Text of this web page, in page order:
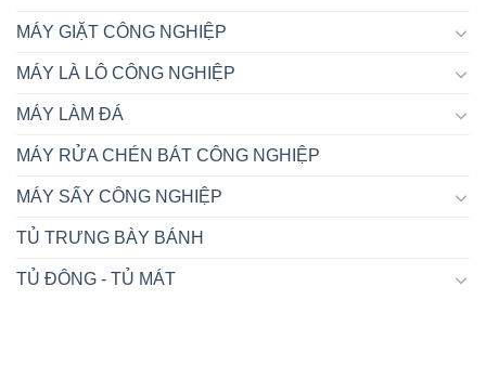
MÁY GIẶT CÔNG NGHIỆP
MÁY LÀ LÔ CÔNG NGHIỆP
MÁY LÀM ĐÁ
MÁY RỬA CHÉN BÁT CÔNG NGHIỆP
MÁY SẤY CÔNG NGHIỆP
TỦ TRƯNG BÀY BÁNH
TỦ ĐÔNG - TỦ MÁT